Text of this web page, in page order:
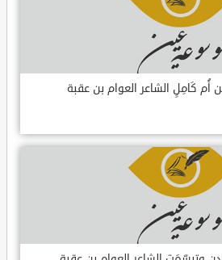
أُم كَامِلٍ الشاعر العوام بن عقبة